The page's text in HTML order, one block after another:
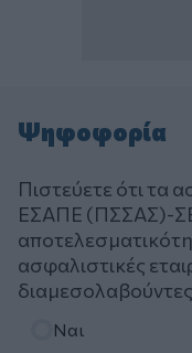
Ψηφοφορία
Πιστεύετε ότι τα
ΕΣΑΠΕ (ΠΣΣΑΣ)-
ασφαλιστικές
Ναι